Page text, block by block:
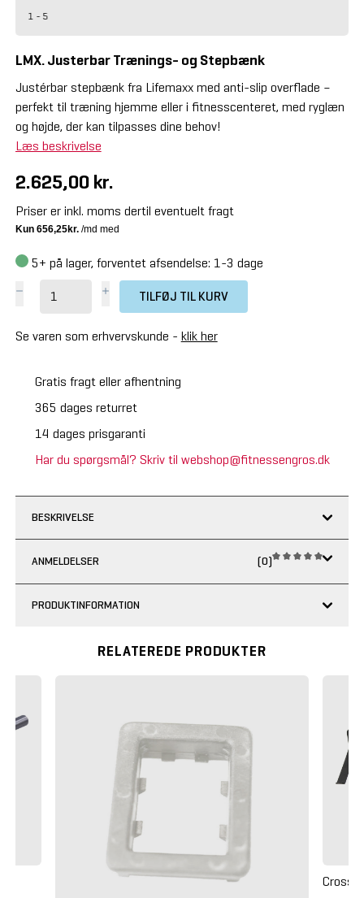
1 - 5
LMX. Justerbar Trænings- og Stepbænk
Justérbar stepbænk fra Lifemaxx med anti-slip overflade –
perfekt til træning hjemme eller i fitnesscenteret, med ryglæn
og højde, der kan tilpasses dine behov!
Læs beskrivelse
2.625,00 kr.
Priser er inkl. moms dertil eventuelt fragt
5+ på lager, forventet afsendelse: 1-3 dage
TILFØJ TIL KURV
Se varen som erhvervskunde - klik her
Gratis fragt eller afhentning
365 dages returret
14 dages prisgaranti
Har du spørgsmål? Skriv til webshop@fitnessengros.dk
BESKRIVELSE
ANMELDELSER (0)
PRODUKTINFORMATION
RELATEREDE PRODUKTER